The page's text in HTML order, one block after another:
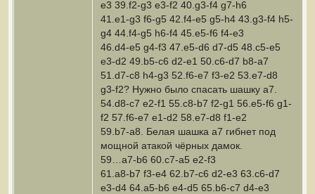
e3 39.f2-g3 e3-f2 40.g3-f4 g7-h6
41.e1-g3 f6-g5 42.f4-e5 g5-h4 43.g3-f4 h5-
g4 44.f4-g5 h6-f4 45.e5-f6 f4-e3
46.d4-e5 g4-f3 47.e5-d6 d7-d5 48.c5-e5
e3-d2 49.b5-c6 d2-e1 50.c6-d7 b8-a7
51.d7-c8 h4-g3 52.f6-e7 f3-e2 53.e7-d8
g3-f2? Нужно было спасать шашку а7.
54.d8-c7 e2-f1 55.c8-b7 f2-g1 56.e5-f6 g1-
f2 57.f6-e7 e1-d2 58.e7-d8 f1-e2
59.b7-a8. Белая шашка а7 гибнет под
мощной атакой чёрных дамок.
59…a7-b6 60.c7-a5 e2-f3
61.a8-b7 f3-e4 62.b7-c6 d2-e3 63.c6-d7
e3-d4 64.a5-b6 e4-d5 65.b6-c7 d4-e3